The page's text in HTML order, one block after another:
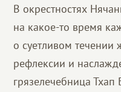
Партнерам
В окрестностях
на какое-то время
о суетливом течении
рефлексии и
грязелечебница